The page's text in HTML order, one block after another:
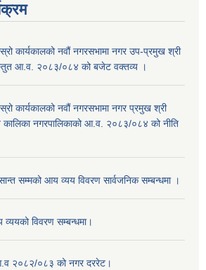
कार्यकालको नवौं नगरसभामा नगर उप-प्रमुख श्री
आ.व. २०८३/०८४ को बजेट वक्तव्य ।
कार्यकालको नवौं नगरसभामा नगर प्रमुख श्री
कालिका नगरपालिकाको आ.व. २०८३/०८४ को नीति
सम्मको आय व्यय विवरण सार्वजनिक सम्बन्धमा ।
विवरण सम्बन्धमा।
२०८२/०८३ को नगर दररेट।